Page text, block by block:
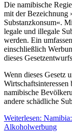
Die namibische
mit der Bezeichnung
Substanzkonsum«.
legale und illegale
werden. Ein
einschließlich
dieses
Wenn dieses Gesetz
namibische
andere schädliche
Weiterlesen:
Alkoholwerbung